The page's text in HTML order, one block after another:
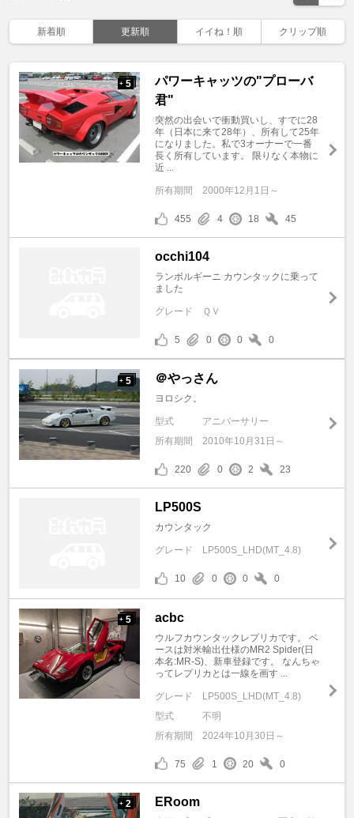
新着順 更新順 イイね！順 クリップ順
+ 5
パワーキャッツの"プローバ
君"
突然の出会いで衝動買いし、すでに28
年（日本に来て28年）、所有して25年
になりました。私で3オーナーで一番
長く所有しています。 限りなく本物に
近 ...
所有期間 2000年12月1日～
455 4 18 45
occhi104
ランボルギーニ カウンタックに乗って
ました
グレード ＱＶ
5 0 0 0
+ 5 ＠やっさん
ヨロシク。
型式
アニバーサリー
所有期間
2010年10月31日～
220 0 2 23
LP500S
カウンタック
グレード LP500S_LHD(MT_4.8)
10 0 0 0
+ 5 acbc
ウルフカウンタックレプリカです。 ベ
ースは対米輸出仕様のMR2 Spider(日
本名:MR-S)、新車登録です。 なんちゃ
ってレプリカとは一線を画す ...
グレード
LP500S_LHD(MT_4.8)
型式
不明
所有期間
2024年10月30日～
75 1 20 0
+ 2 ERoom